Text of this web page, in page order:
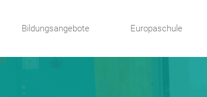
Bildungsangebote Europaschule